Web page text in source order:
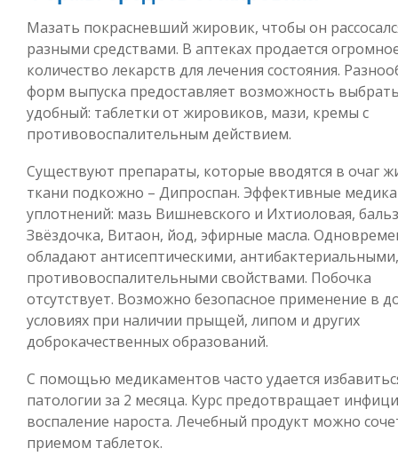
Мазать покрасневший жировик, чтобы он
разными средствами. В аптеках продается
количество лекарств для лечения состояния.
форм выпуска предоставляет возможность
удобный: таблетки от жировиков, мази, кремы с
противовоспалительным действием.
Существуют препараты, которые вводятся в очаг
ткани подкожно – Дипроспан. Эффективные
уплотнений: мазь Вишневского и Ихтиоловая,
Звёздочка, Витаон, йод, эфирные масла.
обладают антисептическими, антибактериальными,
противовоспалительными свойствами. Побочка
отсутствует. Возможно безопасное применение в
условиях при наличии прыщей, липом и других
доброкачественных образований.
С помощью медикаментов часто удается
патологии за 2 месяца. Курс предотвращает
воспаление нароста. Лечебный продукт можно
приемом таблеток.